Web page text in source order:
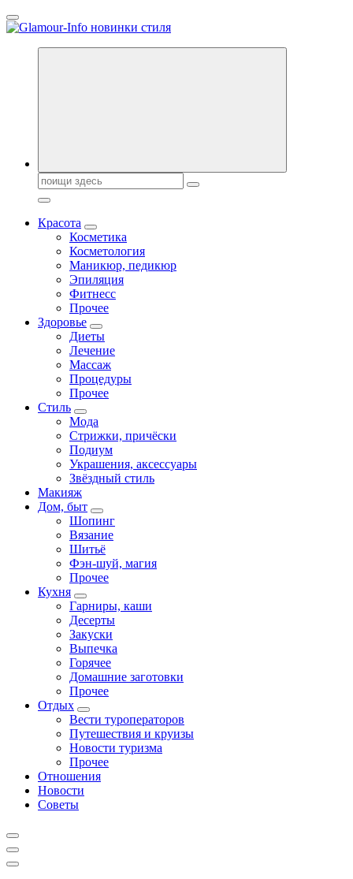
Перейти
к
Секреты молодости, красоты и долголетия. Гламурный журнал
Поиск:
Красота
Косметика
Косметология
Маникюр, педикюр
Эпиляция
Фитнесс
Прочее
Здоровье
Диеты
Лечение
Массаж
Процедуры
Прочее
Стиль
Мода
Стрижки, причёски
Подиум
Украшения, аксессуары
Звёздный стиль
Макияж
Дом, быт
Шопинг
Вязание
Шитьё
Фэн-шуй, магия
Прочее
Кухня
Гарниры, каши
Десерты
Закуски
Выпечка
Горячее
Домашние заготовки
Прочее
Отдых
Вести туроператоров
Путешествия и круизы
Новости туризма
Прочее
Отношения
Новости
Советы